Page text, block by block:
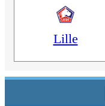
Lille